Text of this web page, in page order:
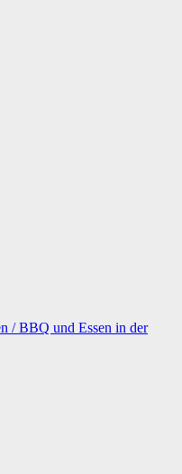
/ BBQ und Essen in der